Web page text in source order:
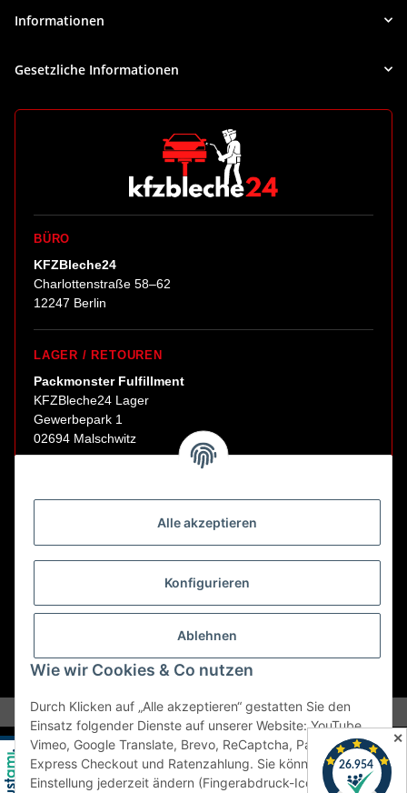
Alle akzeptieren
Konfigurieren
Ablehnen
Wie wir Cookies & Co nutzen
Durch Klicken auf „Alle akzeptieren“ gestatten Sie den
Einsatz folgender Dienste auf unserer Website: YouTube,
Vimeo, Google Translate, Brevo, ReCaptcha, PayPal
Express Checkout und Ratenzahlung. Sie können die
Einstellung jederzeit ändern (Fingerabdruck-Icon links
Informationen
Gesetzliche Informationen
BÜRO
KFZBleche24
Charlottenstraße 58–62
12247 Berlin
LAGER / RETOUREN
Packmonster Fulfillment
KFZBleche24 Lager
Gewerbepark 1
02694 Malschwitz
Abholungen nur nach Terminvereinbarung.
E-Mail:sales@kfzbleche24.de
Vertrag widerrufen
* Alle Preise inkl. gesetzlicher USt., zzgl.Versand
✕